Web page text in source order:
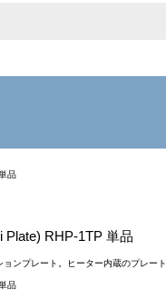
Plate) RHP-1TP 単品
ンプレート。ヒーター内蔵のプレ